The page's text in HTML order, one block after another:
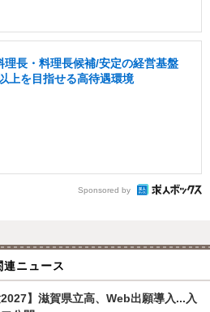
理長・料理長候補/安定の経営基盤
上を目指せる高待遇環境
Sponsored by
連ニュース
2027】滋賀県立高、Web出願導入...入